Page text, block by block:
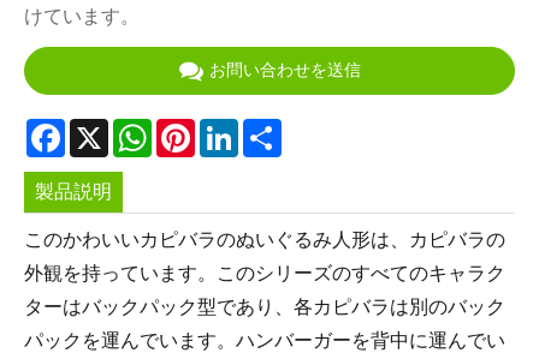
けています。
お問い合わせを送信
Facebook
X WhatsApp
PinterestLinkedIn
製品説明
このかわいいカピバラのぬいぐるみ人形は、カピバラの
外観を持っています。このシリーズのすべてのキャラク
ターはバックパック型であり、各カピバラは別のバック
パックを運んでいます。ハンバーガーを背中に運んでい